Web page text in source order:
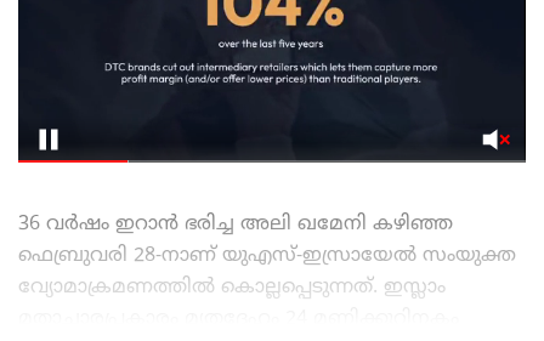
36 വർഷം ഇറാൻ ഭരിച്ച അലി ഖമേനി കഴിഞ്ഞ
ഫെബ്രുവരി 28-നാണ് യുഎസ്-ഇസ്രായേൽ സംയുക്ത
വ്യോമാക്രമണത്തിൽ കൊല്ലപ്പെടുന്നത്. ഇസ്ലാം